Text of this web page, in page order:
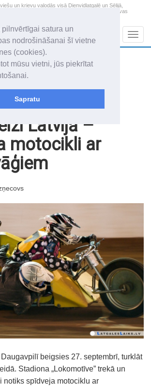
pilnvērtīgai satura un
nodrošināšanai šī vietne
(cookies).
mūsu vietni, jūs piekrītat
Sapratu
un krievu valodās visā Dienvidlatgalē un Sēlijā,
valodā aptver Daugavpils valstspilsētu, Augšdaugavas
Madara
+22.6
Latvijā –
motocikli ar
beigsies 27. septembrī, turklāt
Stadiona „Lokomotīve” trekā un
notiks spīdveja motociklu ar